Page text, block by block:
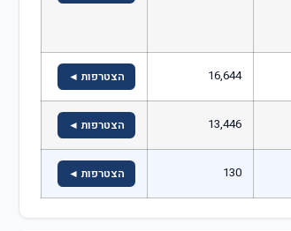
16,644 הצטרפות ◄
13,446 הצטרפות ◄
130 הצטרפות ◄